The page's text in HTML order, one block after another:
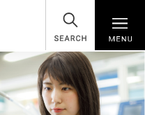
SEARCH